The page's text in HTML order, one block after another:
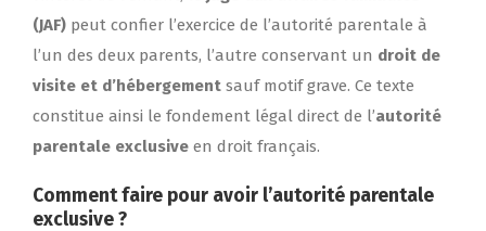
(JAF) peut confier l’exercice de l’autorité parentale à
l’un des deux parents, l’autre conservant un droit de
visite et d’hébergement sauf motif grave. Ce texte
constitue ainsi le fondement légal direct de l’autorité
parentale exclusive en droit français.
Comment faire pour avoir l’autorité parentale
exclusive ?